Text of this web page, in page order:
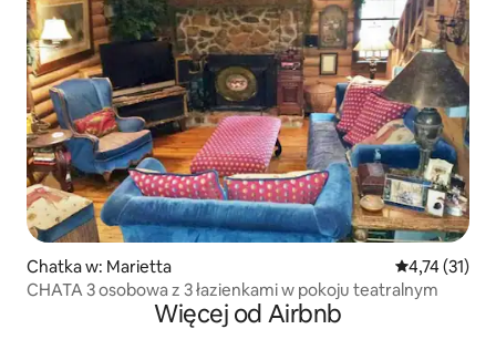
Chatka w: Marietta Średnia
4,74 (31)
CHATA 3 osobowa z 3 łazienkami w pokoju teatralnym
Więcej od Airbnb